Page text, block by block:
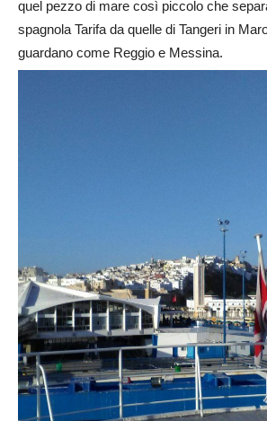
quel pezzo di mare così piccolo che
spagnola Tarifa da quelle di Tangeri in
guardano come Reggio e Messina.